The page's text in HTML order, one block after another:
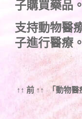
子購買藥品。
支持動物醫
子進行醫療。
↑↑ 前 ↑↑ 「動物